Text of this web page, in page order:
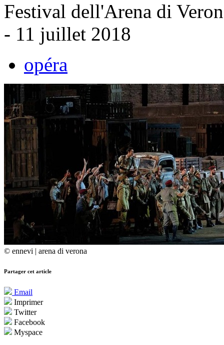
Festival dell'Arena di
- 11 juillet 2018
opéra
© ennevi | arena di verona
Partager cet article
Email
Imprimer
Twitter
Facebook
Myspace